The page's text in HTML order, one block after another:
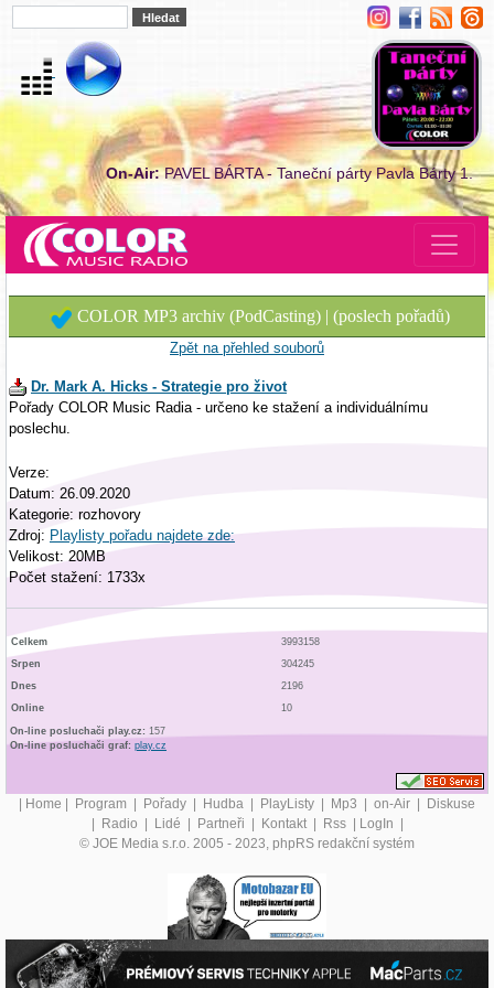
On-Air:PAVEL BÁRTA - Taneční párty Pavla Bárty 1.
COLOR MP3 archiv (PodCasting) | (poslech pořadů)
Zpět na přehled souborů
Dr. Mark A. Hicks - Strategie pro život
Pořady COLOR Music Radia - určeno ke stažení a individuálnímu
poslechu.
Verze:
Datum: 26.09.2020
Kategorie: rozhovory
Zdroj: Playlisty pořadu najdete zde:
Velikost: 20MB
Počet stažení: 1733x
Celkem
3993158
Srpen
304245
Dnes
2196
Online
10
On-line posluchači play.cz: 157
On-line posluchači graf: play.cz
| Home | Program | Pořady | Hudba | PlayListy | Mp3 | on-Air | Diskuse
| Radio | Lidé | Partneři | Kontakt | Rss | LogIn |
© JOE Media s.r.o. 2005 - 2023, phpRS redakční systém